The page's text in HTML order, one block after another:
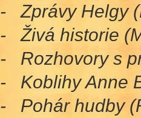
- Zprávy Helgy
- Živá historie
- Rozhovory s
- Koblihy Anne
- Pohár hudby